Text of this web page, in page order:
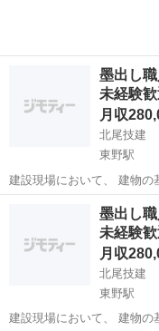
墨出し
未経験
月収
北尾技建
東野駅
建設現場において、 建物の
ライン」を正確に出す仕事です。 図面をもとに、 建物の
置や基準線（墨）を現場に
うサポートします。 いわ...
京都市 東野駅
墨出し
未経験歓
月収
北尾技建
東野駅
建設現場において、 建物の